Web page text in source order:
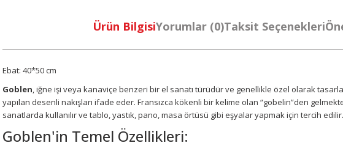
Ürün BilgisiYorumlar (0)Taksit Seçenekleri
Ebat: 40*50 cm
Goblen, iğne işi veya kanaviçe benzeri bir el sanatı türüdür ve genellikle özel olarak
yapılan desenli nakışları ifade eder. Fransızca kökenli bir kelime olan “gobelin”den
sanatlarda kullanılır ve tablo, yastık, pano, masa örtüsü gibi eşyalar yapmak için tercih edilir.
Goblen'in Temel Özellikleri: